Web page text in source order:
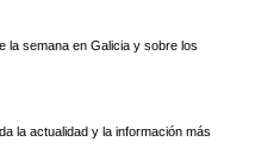
la semana en Galicia y sobre los
la actualidad y la información más